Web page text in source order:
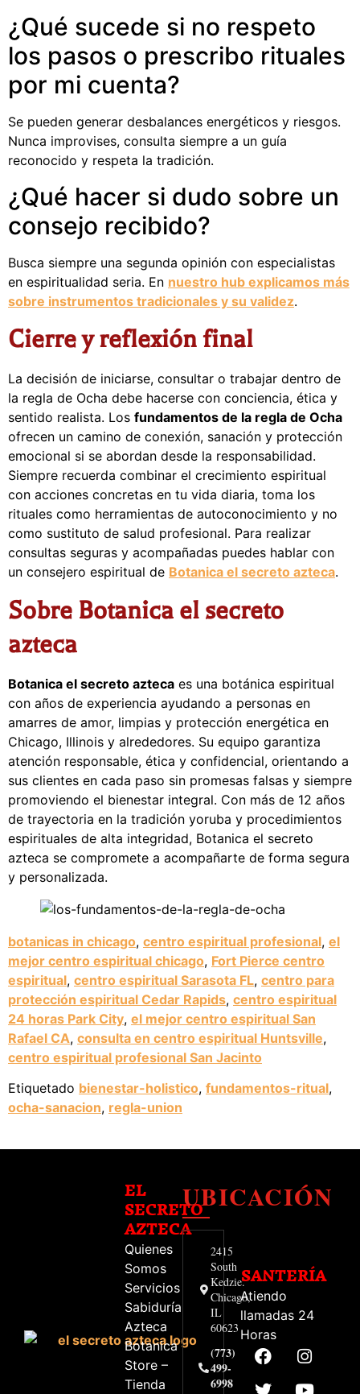
¿Qué sucede si no respeto
los pasos o prescribo rituales
por mi cuenta?
Se pueden generar desbalances energéticos y riesgos.
Nunca improvises, consulta siempre a un guía
reconocido y respeta la tradición.
¿Qué hacer si dudo sobre un
consejo recibido?
Busca siempre una segunda opinión con especialistas
en espiritualidad seria. En nuestro hub explicamos más
sobre instrumentos tradicionales y su validez.
Cierre y reflexión final
La decisión de iniciarse, consultar o trabajar dentro de
la regla de Ocha debe hacerse con conciencia, ética y
sentido realista. Los fundamentos de la regla de Ocha
ofrecen un camino de conexión, sanación y protección
emocional si se abordan desde la responsabilidad.
Siempre recuerda combinar el crecimiento espiritual
con acciones concretas en tu vida diaria, toma los
rituales como herramientas de autoconocimiento y no
como sustituto de salud profesional. Para realizar
consultas seguras y acompañadas puedes hablar con
un consejero espiritual de Botanica el secreto azteca.
Sobre Botanica el secreto
azteca
Botanica el secreto azteca es una botánica espiritual
con años de experiencia ayudando a personas en
amarres de amor, limpias y protección energética en
Chicago, Illinois y alrededores. Su equipo garantiza
atención responsable, ética y confidencial, orientando a
sus clientes en cada paso sin promesas falsas y siempre
promoviendo el bienestar integral. Con más de 12 años
de trayectoria en la tradición yoruba y procedimientos
espirituales de alta integridad, Botanica el secreto
azteca se compromete a acompañarte de forma segura
y personalizada.
botanicas in chicago, centro espiritual profesional, el
mejor centro espiritual chicago, Fort Pierce centro
espiritual, centro espiritual Sarasota FL, centro para
protección espiritual Cedar Rapids, centro espiritual
24 horas Park City, el mejor centro espiritual San
Rafael CA, consulta en centro espiritual Huntsville,
centro espiritual profesional San Jacinto
Etiquetado bienestar-holistico, fundamentos-ritual,
ocha-sanacion, regla-union
EL
SECRETO
AZTECA
Quienes
Somos
Servicios
Sabiduría
Azteca
Botanica
Store –
Tienda
UBICACIÓN
2415
South
Kedzie.
Chicago,
IL
60623
(773)
499-
6998
SANTERÍA
Atiendo
llamadas 24
Horas